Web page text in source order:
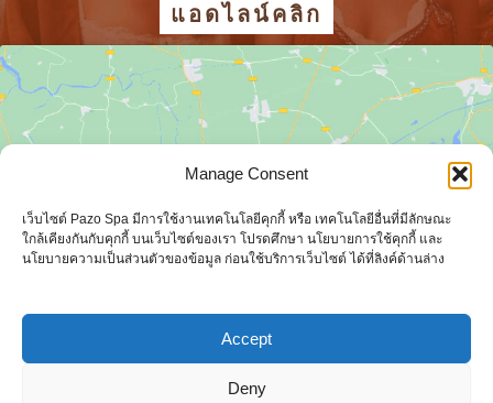
Manage Consent
เว็บไซต์ Pazo Spa มีการใช้งานเทคโนโลยีคุกกี้ หรือ เทคโนโลยีอื่นที่มีลักษณะ
ใกล้เคียงกันกับคุกกี้ บนเว็บไซต์ของเรา โปรดศึกษา นโยบายการใช้คุกกี้ และ
นโยบายความเป็นส่วนตัวของข้อมูล ก่อนใช้บริการเว็บไซต์ ได้ที่ลิงค์ด้านล่าง
Accept
Deny
แอดไลน์คลิก
Click to accept marketing cookies and
enable this content